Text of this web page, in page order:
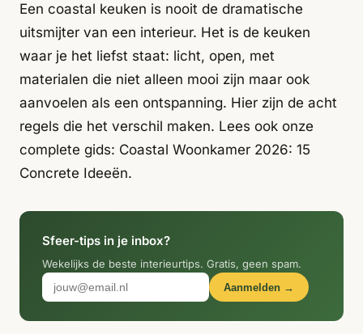
Grandmillennial Healing Home Hygge
Industrial
Italiaans
Design
Japandi
Japans Zen Maximalistisch Mediterraans
Midcentury
Modern
Modern
Klassiek
Modern
Landelijk
Moody
Modern
Scandinavisch Wabi-Sabi
Een coastal keuken is nooit de dramatische
uitsmijter van een interieur. Het is de keuken
waar je het liefst staat: licht, open, met
materialen die niet alleen mooi zijn maar ook
aanvoelen als een ontspanning. Hier zijn de acht
regels die het verschil maken. Lees ook onze
complete gids: Coastal Woonkamer 2026: 15
Concrete Ideeën.
Sfeer-tips in je inbox?
Wekelijks de beste interieurtips. Gratis, geen spam.
Aanmelden →